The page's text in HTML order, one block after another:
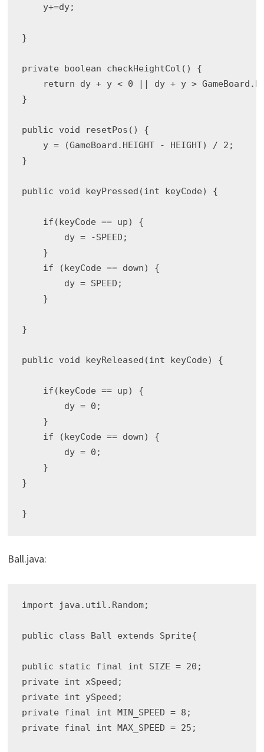
    y+=dy;
}
private boolean checkHeightCol() {
return dy + y < 0 || dy + y >
}
public void resetPos() {
    y = (GameBoard.HEIGHT - HEIGHT) / 2;
}
public void keyPressed(int keyCode) {
    if(keyCode == up) {
        dy = -SPEED;
    }
    if (keyCode == down) {
        dy = SPEED;
    }
}
public void keyReleased(int keyCode) {
    if(keyCode == up) {
        dy = 0;
    }
    if (keyCode == down) {
        dy = 0;
    }
}
Ball.java:
import java.util.Random;
public class Ball extends Sprite{
public static final int SIZE = 20;
private int xSpeed;
private int ySpeed;
private final int MIN_SPEED = 8;
private final int MAX_SPEED = 25;